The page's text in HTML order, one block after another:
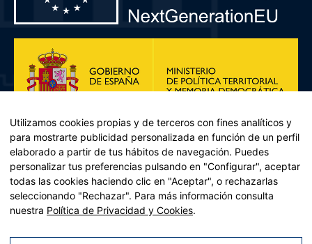
Plan de Recuperación, Transformación y Resiliencia – Financiado por
Recuperación y resiliencia, establecido por el Reglamento (UE)
Utilizamos cookies propias y de terceros con fines analíticos y
para mostrarte publicidad personalizada en función de un perfil
elaborado a partir de tus hábitos de navegación. Puedes
personalizar tus preferencias pulsando en "Configurar", aceptar
todas las cookies haciendo clic en "Aceptar", o rechazarlas
seleccionando "Rechazar". Para más información consulta
nuestra Política de Privacidad y Cookies.